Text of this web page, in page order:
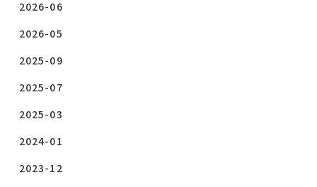
2026-06
2026-05
2025-09
2025-07
2025-03
2024-01
2023-12